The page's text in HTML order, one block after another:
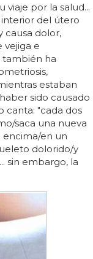
viaje por la salud...
del útero
causa dolor,
vejiga e
también ha
estaban
sido causado
canta: "cada dos
saca una nueva
encima/en un
dolorido/y
sin embargo, la